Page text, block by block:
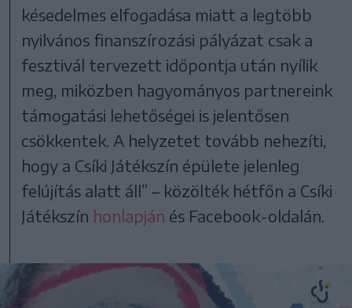
késedelmes elfogadása miatt a legtöbb
nyilvános finanszírozási pályázat csak a
fesztivál tervezett időpontja után nyílik
meg, miközben hagyományos partnereink
támogatási lehetőségei is jelentősen
csökkentek. A helyzetet tovább nehezíti,
hogy a Csíki Játékszín épülete jelenleg
felújítás alatt áll” – közölték hétfőn a Csíki
Játékszín honlapján és Facebook-oldalán.